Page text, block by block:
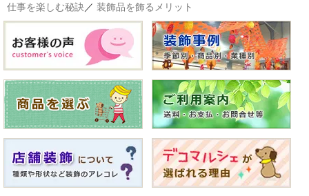
仕事を楽しむ秘訣／ 装飾品を飾るメリット